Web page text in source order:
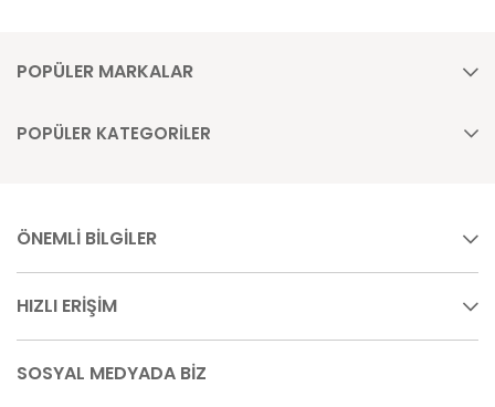
POPÜLER MARKALAR
POPÜLER KATEGORİLER
ÖNEMLİ BİLGİLER
HIZLI ERİŞİM
SOSYAL MEDYADA BİZ